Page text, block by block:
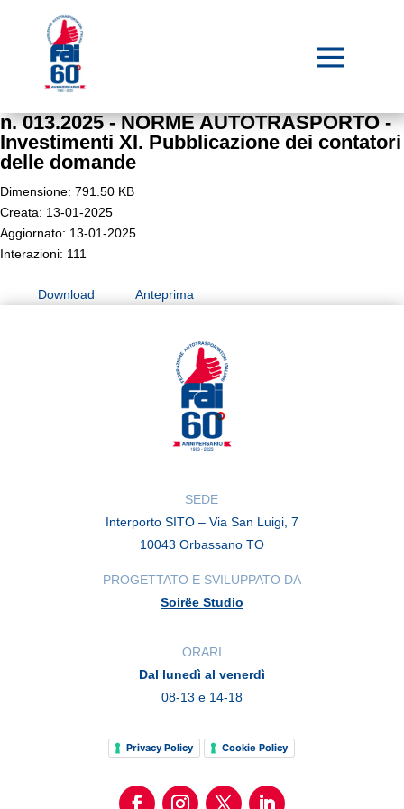
a
n. 013.2025 - NORME AUTOTRASPORTO -
Investimenti XI. Pubblicazione dei contatori
delle domande
Dimensione: 791.50 KB
Creata: 13-01-2025
Aggiornato: 13-01-2025
Interazioni: 111
Download Anteprima
SEDE
Interporto SITO – Via San Luigi, 7
10043 Orbassano TO
PROGETTATO E SVILUPPATO DA
Soirëe Studio
ORARI
Dal lunedì al venerdì
08-13 e 14-18
Privacy Policy Cookie Policy